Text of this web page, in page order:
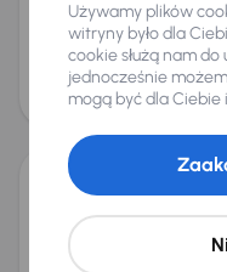
1.6 HDi Klimatronic
+1 kolejnych
Miesięczna rata
od 60 zł
Peugeot 5008
2015
1.6 BlueHDi
Używamy plików
witryny było dla
cookie służą nam do
jednocześnie
mogą być dla